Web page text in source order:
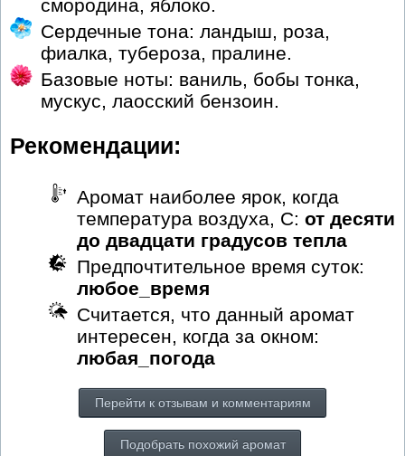
смородина, яблоко.
Сердечные тона: ландыш, роза,
фиалка, тубероза, пралине.
Базовые ноты: ваниль, бобы тонка,
мускус, лаосский бензоин.
Рекомендации:
Аромат наиболее ярок, когда
температура воздуха, С: от десяти
до двадцати градусов тепла
Предпочтительное время суток:
любое_время
Считается, что данный аромат
интересен, когда за окном:
любая_погода
Перейти к отзывам и комментариям
Подобрать похожий аромат